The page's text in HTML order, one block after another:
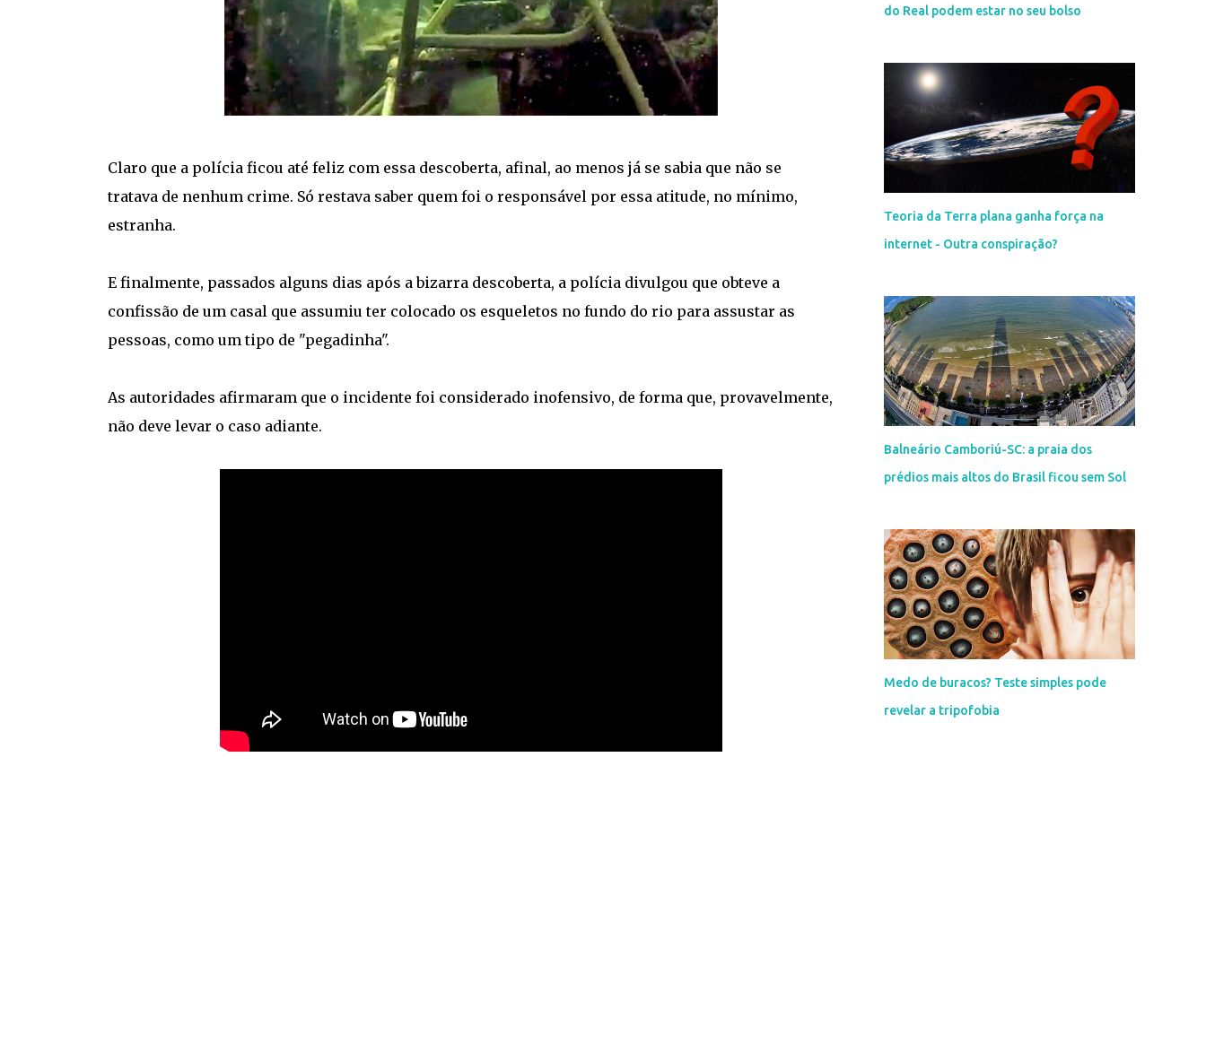
Claro que a polícia ficou até feliz com essa descoberta, afinal, ao menos já se sabia que não se
tratava de nenhum crime. Só restava saber quem foi o responsável por essa atitude, no mínimo,
estranha.
E finalmente, passados alguns dias após a bizarra descoberta, a polícia divulgou que obteve a
confissão de um casal que assumiu ter colocado os esqueletos no fundo do rio para assustar as
pessoas, como um tipo de "pegadinha".
As autoridades afirmaram que o incidente foi considerado inofensivo, de forma que, provavelmente,
não deve levar o caso adiante.
do Real podem estar no seu bolso
Teoria da Terra plana ganha força na
internet - Outra conspiração?
Balneário Camboriú-SC: a praia dos
prédios mais altos do Brasil ficou sem Sol
Medo de buracos? Teste simples pode
revelar a tripofobia